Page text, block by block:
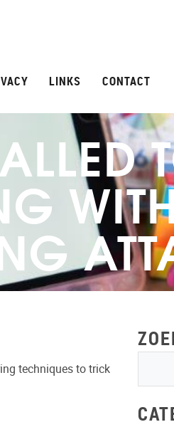
LINKS CONTACT
techniques to trick